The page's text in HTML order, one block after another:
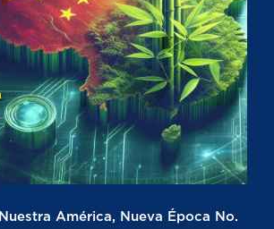
América, Nueva Época No.